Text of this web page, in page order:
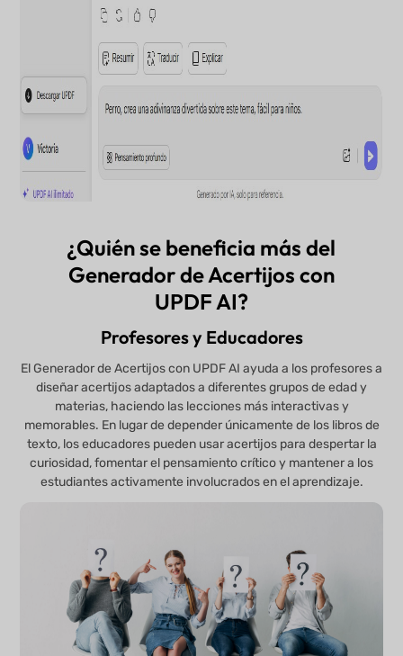
¿Quién se beneficia más del
Generador de Acertijos con
UPDF AI?
Profesores y Educadores
El Generador de Acertijos con UPDF AI ayuda a los profesores a
diseñar acertijos adaptados a diferentes grupos de edad y
materias, haciendo las lecciones más interactivas y
memorables. En lugar de depender únicamente de los libros de
texto, los educadores pueden usar acertijos para despertar la
curiosidad, fomentar el pensamiento crítico y mantener a los
estudiantes activamente involucrados en el aprendizaje.